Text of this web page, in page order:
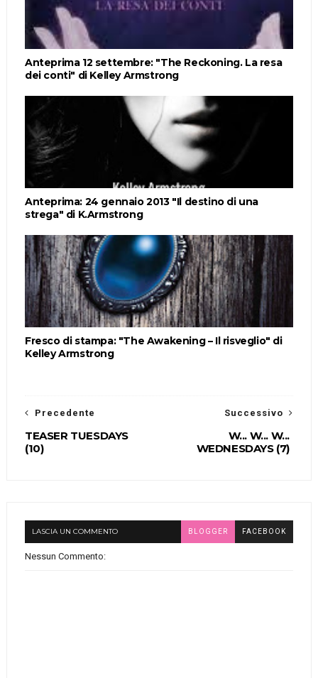
Anteprima 12 settembre: "The Reckoning. La resa
dei conti" di Kelley Armstrong
Anteprima: 24 gennaio 2013 "Il destino di una
strega" di K.Armstrong
Fresco di stampa: "The Awakening – Il risveglio" di
Kelley Armstrong
Successivo
W... W... W...
WEDNESDAYS (7)
Precedente
TEASER TUESDAYS
(10)
LASCIA UN COMMENTO BLOGGER FACEBOOK
Nessun Commento: